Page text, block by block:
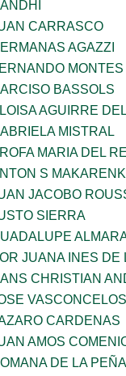
CARRASCO
AGAZZI
BASSOLS
AGUIRRE
MISTRAL
MARIA DEL
S
JACOBO
SIERRA
JUANA INES DE
CHRISTIAN
VASCONCELOS
CARDENAS
AMOS
DE LA PEÑA